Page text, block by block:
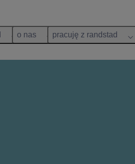
o nas pracuję z randstad